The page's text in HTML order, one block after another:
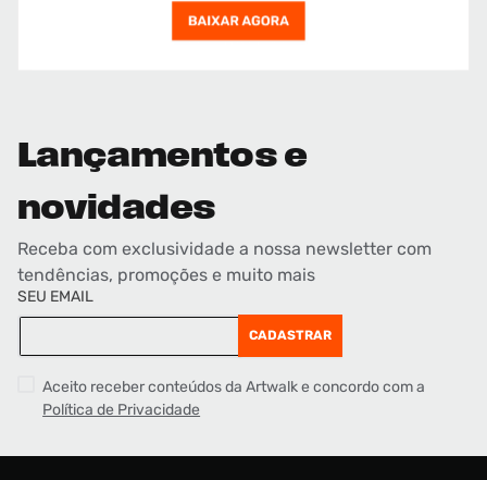
Lançamentos e
novidades
Receba com exclusividade a nossa newsletter com
tendências, promoções e muito mais
SEU EMAIL
CADASTRAR
Aceito receber conteúdos da Artwalk e concordo com a
Política de Privacidade